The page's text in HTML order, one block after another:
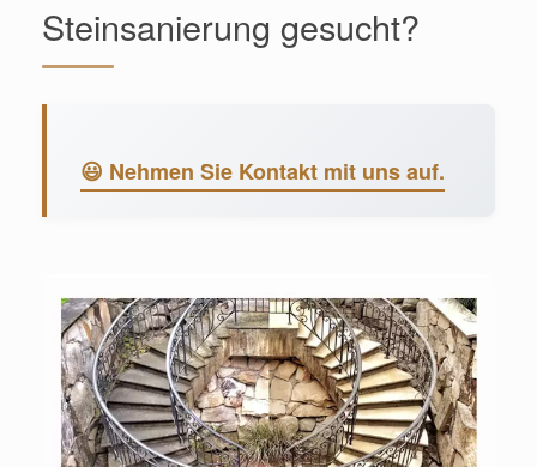
Steinsanierung gesucht?
😃 Nehmen Sie Kontakt mit uns auf.